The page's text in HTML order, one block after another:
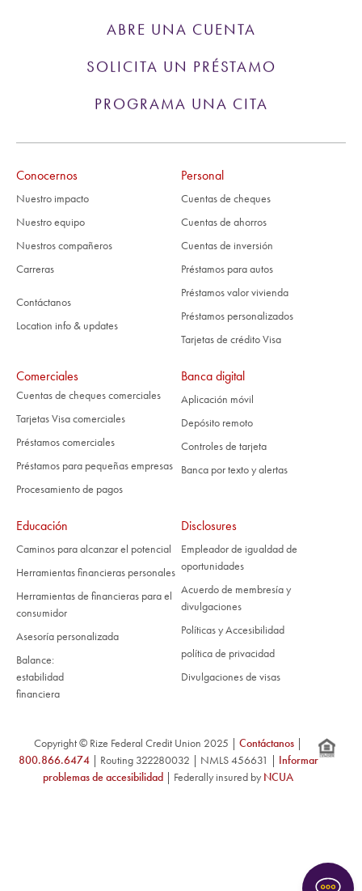
ABRE UNA CUENTA
SOLICITA UN PRÉSTAMO
PROGRAMA UNA CITA
Conocernos
Nuestro impacto
Nuestro equipo
Nuestros compañeros
Carreras
Contáctanos
Location info & updates
Personal
Cuentas de cheques
Cuentas de ahorros
Cuentas de inversión
Préstamos para autos
Préstamos valor vivienda
Préstamos personalizados
Tarjetas de crédito Visa
Comerciales
Cuentas de cheques comerciales
Tarjetas Visa comerciales
Préstamos comerciales
Préstamos para pequeñas empresas
Procesamiento de pagos
Banca digital
Aplicación móvil
Depósito remoto
Controles de tarjeta
Banca por texto y alertas
Educación
Caminos para alcanzar el potencial
Herramientas financieras personales
Herramientas de financieras para el
consumidor
Asesoría personalizada
Balance:
estabilidad
financiera
Disclosures
Empleador de igualdad de
oportunidades
Acuerdo de membresía y
divulgaciones
Políticas y Accesibilidad
política de privacidad
Divulgaciones de visas
Copyright © Rize Federal Credit Union 2025 | Contáctanos |
800.866.6474 | Routing 322280032 | NMLS 456631 | Informar
problemas de accesibilidad | Federally insured by NCUA